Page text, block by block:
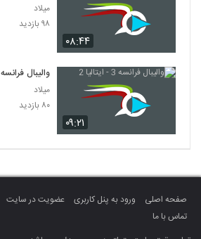
۰۸:۴۴
میلاد
۹۸ بازدید
۰۹:۲۱
والیبال فرانسه 3 - ایتالیا 2
میلاد
۸۰ بازدید
صفحه اصلی ورود به پنل کاربری عضویت در سایت
تماس با ما